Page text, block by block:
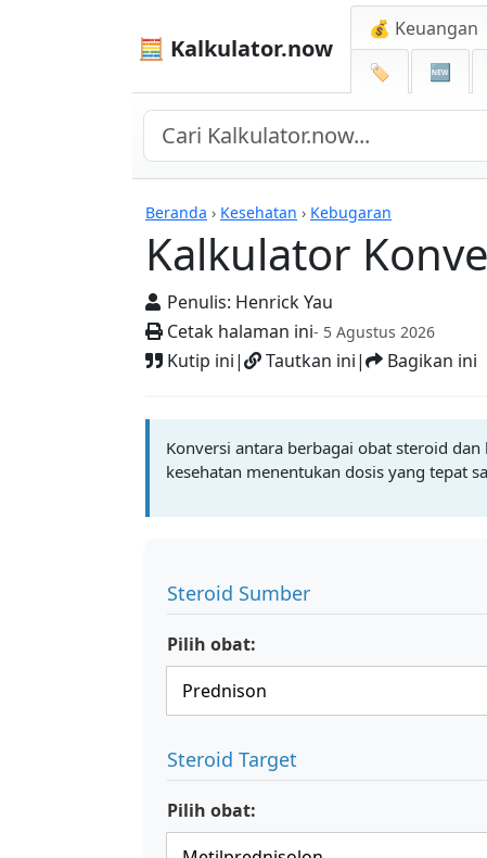
🧮 Kalkulator.now
💰 Keuangan
🏷️
🆕
Beranda › Kesehatan › Kebugaran
Kalkulator
Penulis: Henrick Yau
Cetak halaman ini- 5 Agustus 2026
Kutip ini| Tautkan ini| Bagikan ini
Kalkulator-kalkulator
Konversi antara berbagai obat steroid
kesehatan menentukan dosis yang tepat
Steroid Sumber
Pilih obat:
Steroid Target
Pilih obat: